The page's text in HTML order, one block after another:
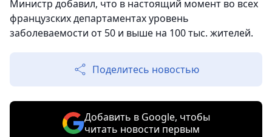
Министр добавил, что в настоящий момент во всех
французских департаментах уровень
заболеваемости от 50 и выше на 100 тыс. жителей.
Поделитесь новостью
Добавить в Google, чтобы
читать новости первым